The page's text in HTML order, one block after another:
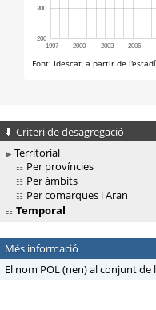
Criteri de desagregació
Territorial
Per províncies
Per àmbits
Per comarques i Aran
Temporal
Més informació
El nom POL (nen) al conjunt de